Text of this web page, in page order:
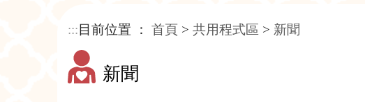
::: 目前位置 ： 首頁 > 共用程式區 > 新聞
新聞